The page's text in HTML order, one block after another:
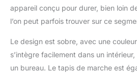
appareil conçu pour durer, bien loin
l’on peut parfois trouver sur ce
Le design est sobre, avec une
s’intègre facilement dans un
un bureau. Le tapis de marche est